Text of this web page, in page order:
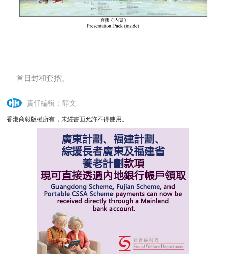
首日封和套摺。
責任編輯：靜文
香港商報版權所有，未經書面允許不得使用。